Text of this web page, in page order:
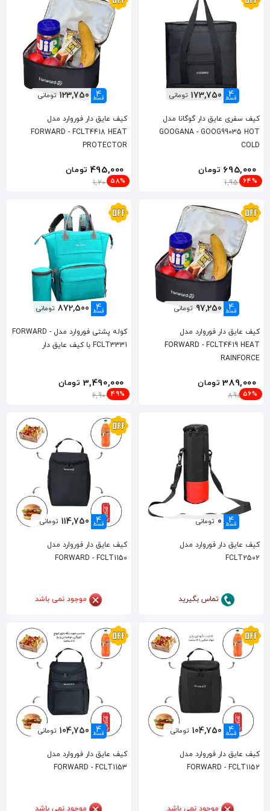
4
قسط 173,750 تومانی
کیف سفری عایق دار گوگانا مدل
GOOGANA - GOOG99035 HOT
COLD
695,000 تومان
1,959,000
64%
4
قسط 123,750 تومانی
کیف عایق دار فوروارد مدل
FORWARD - FCLT4418 HEAT
PROTECTOR
495,000 تومان
1,200,000
58%
4
قسط 97,250 تومانی
کیف عایق دار فوروارد مدل
FORWARD - FCLT4419 HEAT
RAINFORCE
389,000 تومان
895,000
56%
4
قسط 872,500 تومانی
کوله پشتی فوروارد مدل FORWARD -
FCLT3331 با کیف عایق دار
3,490,000 تومان
6,900,000
49%
4
قسط 0 تومانی
کیف عایق دار فوروارد مدل
FCLT2502
تماس بگیرید
4
قسط 114,750 تومانی
کیف عایق دار فوروارد مدل
FORWARD - FCLT1150
موجود نمی باشد
4
قسط 104,750 تومانی
کیف عایق دار فوروارد مدل
FORWARD - FCLT1152
موجود نمی باشد
4
قسط 104,750 تومانی
کیف عایق دار فوروارد مدل
FORWARD - FCLT1153
موجود نمی باشد